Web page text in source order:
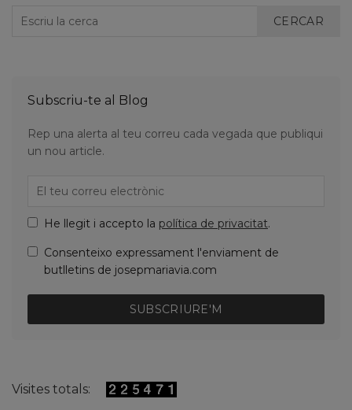
CERCAR
Subscriu-te al Blog
Rep una alerta al teu correu cada vegada que publiqui
un nou article.
He llegit i accepto la política de privacitat.
Consenteixo expressament l'enviament de
butlletins de josepmariavia.com
SUBSCRIURE'M
Visites totals: